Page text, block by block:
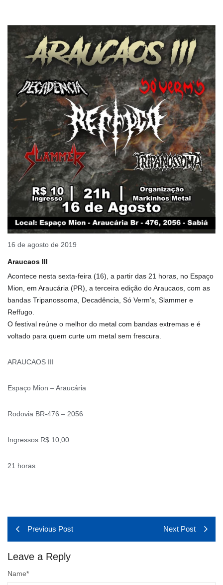
16 de agosto de 2019
Araucaos III
Acontece nesta sexta-feira (16), a partir das 21 horas, no Espaço
Mion, em Araucária (PR), a terceira edição do Araucaos, com as
bandas Tripanossoma, Decadência, Só Verm’s, Slammer e
Reffugo.
O festival reúne o melhor do metal com bandas extremas e é
voltado para quem curte um metal sem frescura.
ARAUCAOS III
Espaço Mion – Araucária
Rodovia BR-476 – 2056
Ingressos R$ 10,00
21 horas
Previous Post Next Post
Leave a Reply
Name*